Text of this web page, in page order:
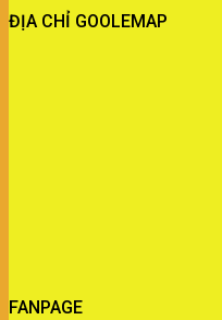
ĐỊA CHỈ GOOLEMAP
FANPAGE